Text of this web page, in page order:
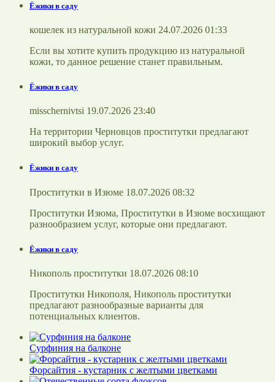
Ёжики в саду
кошелек из натуральной кожи 24.07.2026 01:33
Если вы хотите купить продукцию из натуральной
кожи, то данное решение станет правильным.
Ёжики в саду
misschernivtsi 19.07.2026 23:40
На территории Черновцов проститутки предлагают
широкий выбор услуг.
Ёжики в саду
Проститутки в Изюме 18.07.2026 08:32
Проститутки Изюма, Проститутки в Изюме восхищают
разнообразием услуг, которые они предлагают.
Ёжики в саду
Никополь проститутки 18.07.2026 08:10
Проститутки Никополя, Никополь проститутки
предлагают разнообразные варианты для
потенциальных клиентов.
Сурфиния на балконе
Форсайтия - кустарник с желтыми цветками